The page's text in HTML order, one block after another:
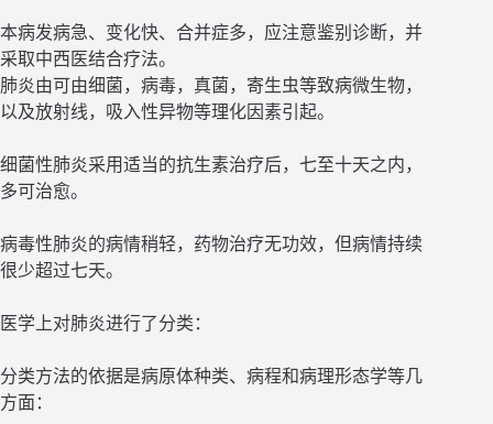
本病发病急、变化快、合并症多，应注意鉴别诊断，并
采取中西医结合疗法。
肺炎由可由细菌，病毒，真菌，寄生虫等致病微生物，
以及放射线，吸入性异物等理化因素引起。
细菌性肺炎采用适当的抗生素治疗后，七至十天之内，
多可治愈。
病毒性肺炎的病情稍轻，药物治疗无功效，但病情持续
很少超过七天。
医学上对肺炎进行了分类：
分类方法的依据是病原体种类、病程和病理形态学等几
方面：